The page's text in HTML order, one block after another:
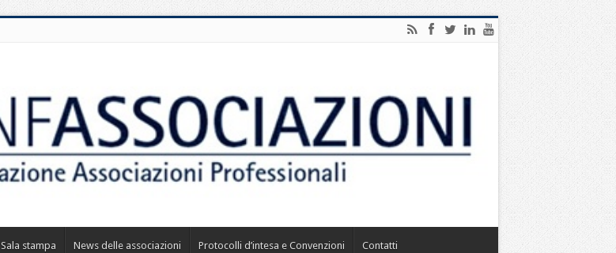
Sala stampa News delle associazioni Protocolli d’intesa e Convenzioni Contatti